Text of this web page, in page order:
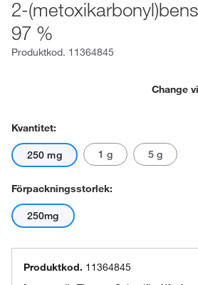
2-
97 %
Produktkod. 11364845
Change
Kvantitet:
250 mg 1 g 5 g
Förpackningsstorlek:
250mg
Produktkod. 11364845